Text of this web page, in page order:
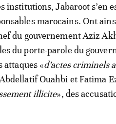
institutions, Jabaroot s’en
marocains. Ont
du gouvernement Aziz
du porte-parole du
attaques «d’actes criminels
Ouahbi et Fatima
illicite», des